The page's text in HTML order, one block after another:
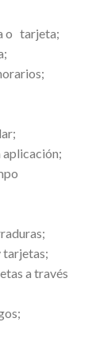
o tarjeta;
aplicación;
tarjetas;
a través